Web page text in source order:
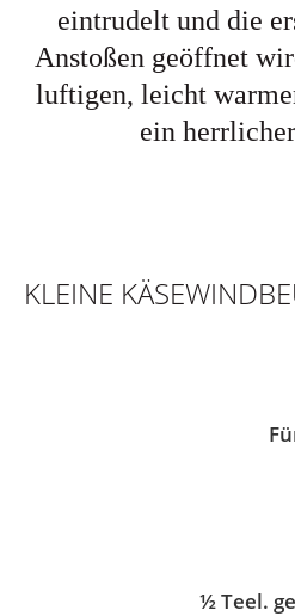
eintrudelt und die
Anstoßen geöffnet
luftigen, leicht
ein
KLEINE
½ Teel.